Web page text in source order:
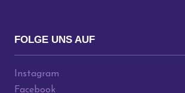
FOLGE UNS AUF
Instagram
Facebook